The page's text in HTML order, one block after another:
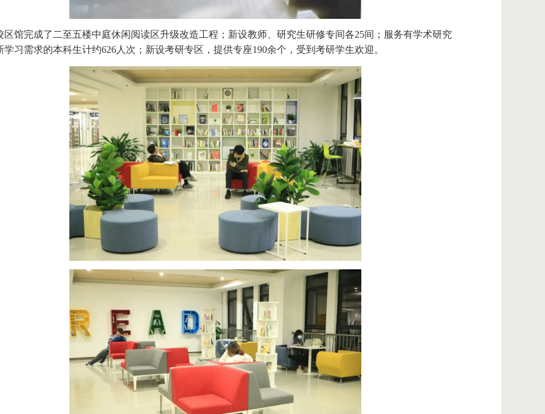
区馆完成了二至五楼中庭休闲阅读区升级改造工程；新设教师、研究生研修专间各25间；服务有学术研究
学习需求的本科生计约626人次；新设考研专区，提供专座190余个，受到考研学生欢迎。